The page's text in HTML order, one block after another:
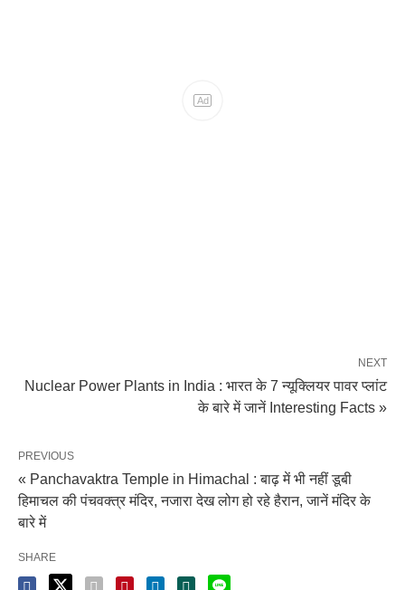
NEXT
Nuclear Power Plants in India : भारत के 7 न्यूक्लियर पावर प्लांट
के बारे में जानें Interesting Facts »
PREVIOUS
« Panchavaktra Temple in Himachal : बाढ़ में भी नहीं डूबी
हिमाचल की पंचवक्त्र मंदिर, नजारा देख लोग हो रहे हैरान, जानें मंदिर के
बारे में
SHARE